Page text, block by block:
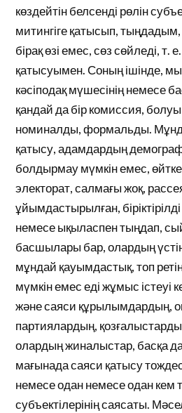
көздейтін белсенді рөлін
митингіге қатысып,
бірақ өзі емес, сөз сөйледі, т.
қатысуымен. Соның ішінде,
кәсіподақ мүшесінің немесе
қандай да бір комиссия,
номиналды, формальды.
қатысу, адамдардың
болдырмау мүмкін емес,
электорат, салмағы жоқ,
ұйымдастырылған,
немесе ықыласпен тыңдап,
басшылары бар, олардың
мұндай қауымдастық, топ
мүмкін емес еді жұмыс істеуі
және саяси құрылымдардың,
партиялардың,
олардың жиналыстар, басқа да
мағынада саяси қатысу
немесе одан немесе одан кем
субъектілерінің саясаты.